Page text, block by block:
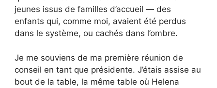
jeunes issus de familles d’accueil — des
enfants qui, comme moi, avaient été perdus
dans le système, ou cachés dans l’ombre.
Je me souviens de ma première réunion de
conseil en tant que présidente. J’étais assise au
bout de la table, la même table où Helena